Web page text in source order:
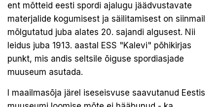
ent mõtteid eesti spordi ajalugu jäädvustavate
materjalide kogumisest ja säilitamisest on siinmail
mõlgutatud juba alates 20. sajandi algusest. Nii
leidus juba 1913. aastal ESS "Kalevi" põhikirjas
punkt, mis andis seltsile õiguse spordiasjade
muuseum asutada.
I maailmasõja järel iseseisvuse saavutanud Eestis